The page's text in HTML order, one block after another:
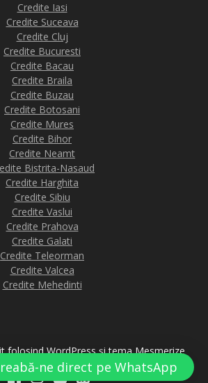
Credite Iasi
Credite Suceava
Credite Cluj
Credite Bucuresti
Credite Bacau
Credite Braila
Credite Buzau
Credite Botosani
Credite Mures
Credite Bihor
Credite Neamt
Bistrita-Nasaud
Credite Harghita
Credite Sibiu
Credite Vaslui
Credite Prahova
Credite Galati
Credite Teleorman
Credite Valcea
Credite Mehedinti
folosind WordPress șitema Mesmerize
ne direct pe WhatsApp